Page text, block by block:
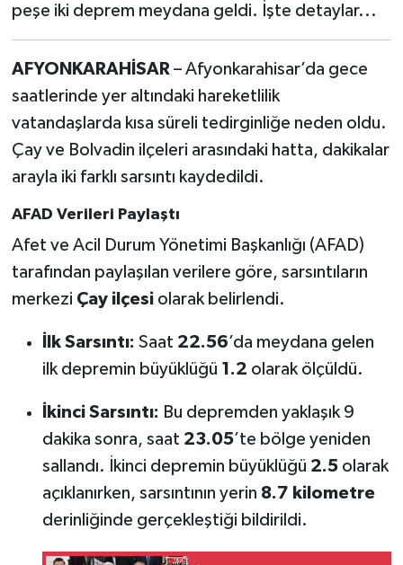
peşe iki deprem meydana geldi. İşte detaylar...
AFYONKARAHİSAR – Afyonkarahisar’da gece
saatlerinde yer altındaki hareketlilik
vatandaşlarda kısa süreli tedirginliğe neden oldu.
Çay ve Bolvadin ilçeleri arasındaki hatta, dakikalar
arayla iki farklı sarsıntı kaydedildi.
AFAD Verileri Paylaştı
Afet ve Acil Durum Yönetimi Başkanlığı (AFAD)
tarafından paylaşılan verilere göre, sarsıntıların
merkezi Çay ilçesiolarak belirlendi.
İlk Sarsıntı: Saat 22.56’da meydana gelen
ilk depremin büyüklüğü 1.2 olarak ölçüldü.
İkinci Sarsıntı: Bu depremden yaklaşık 9
dakika sonra, saat 23.05’te bölge yeniden
sallandı. İkinci depremin büyüklüğü 2.5olarak
açıklanırken, sarsıntının yerin 8.7 kilometre
derinliğinde gerçekleştiği bildirildi.